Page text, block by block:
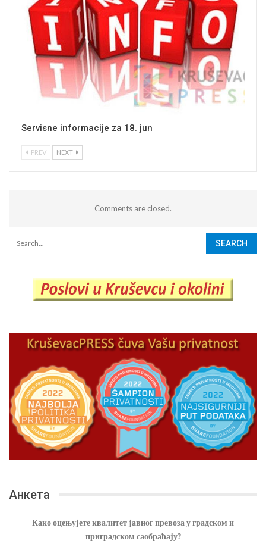
Servisne informacije za 18. jun
PREV NEXT
Comments are closed.
Анкета
Како оцењујете квалитет јавног превоза у градском и
приградском саобраћају?